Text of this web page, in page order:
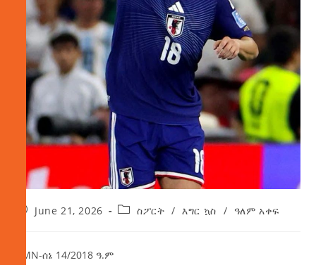
June 21, 2026 ስፖርት / እግር ኳስ / ዓለም አቀፍ
AMN-ሰኔ 14/2018 ዓ.ም